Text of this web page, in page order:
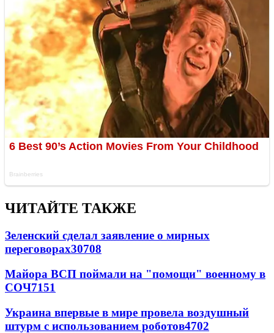
ЧИТАЙТЕ ТАКЖЕ
Зеленский сделал заявление о мирных
переговорах30708
Майора ВСП поймали на "помощи" военному в
СОЧ7151
Украина впервые в мире провела воздушный
штурм с использованием роботов4702